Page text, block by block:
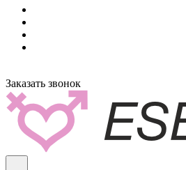
Заказать звонок